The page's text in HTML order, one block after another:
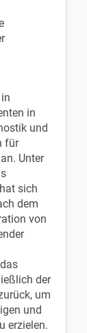
in
und
für
Unter
sich
dem
von
der
um
und
erzielen.